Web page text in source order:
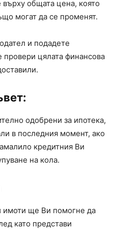
върху общата цена, която
могат да се променят.
и подадете
провери цялата финансова
одобрени за ипотека,
в последния момент, ако
кредитния Ви
на кола.
имоти ще Ви помогне да
като представи